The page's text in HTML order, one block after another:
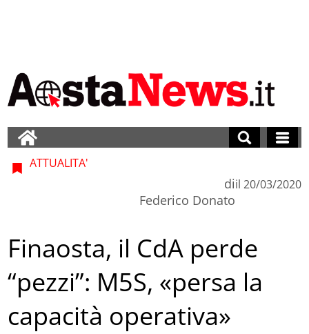
ATTUALITA'
di
Federico Donato
il 20/03/2020
Finaosta, il CdA perde
“pezzi”: M5S, «persa la
capacità operativa»